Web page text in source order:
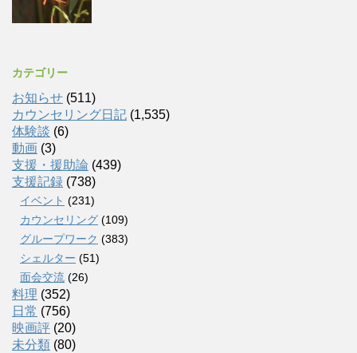
カテゴリー
お知らせ (511)
カウンセリング日記 (1,535)
体験談 (6)
動画 (3)
支援・援助論 (439)
支援記録 (738)
イベント (231)
カウンセリング (109)
グループワーク (383)
シェルター (51)
面会交流 (26)
料理 (352)
日常 (756)
映画評 (20)
未分類 (80)